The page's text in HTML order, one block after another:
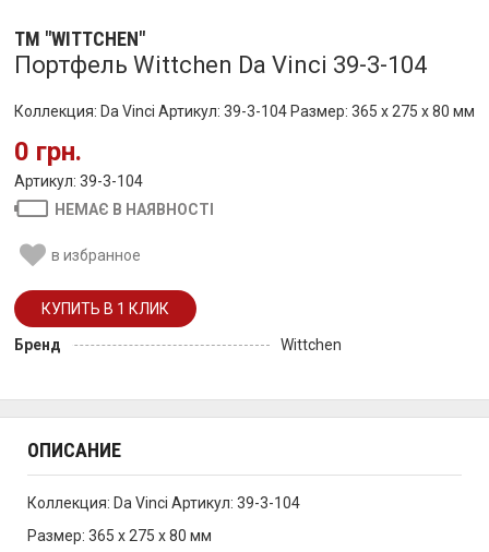
ТМ "WITTCHEN"
Портфель Wittchen Da Vinci 39-3-104
Коллекция: Da Vinci Артикул: 39-3-104 Размер: 365 x 275 x 80 мм
0 грн.
Артикул: 39-3-104
НЕМАЄ В НАЯВНОСТІ
в избранное
Бренд Wittchen
ОПИСАНИЕ
Коллекция: Da Vinci Артикул: 39-3-104
Размер: 365 x 275 x 80 мм